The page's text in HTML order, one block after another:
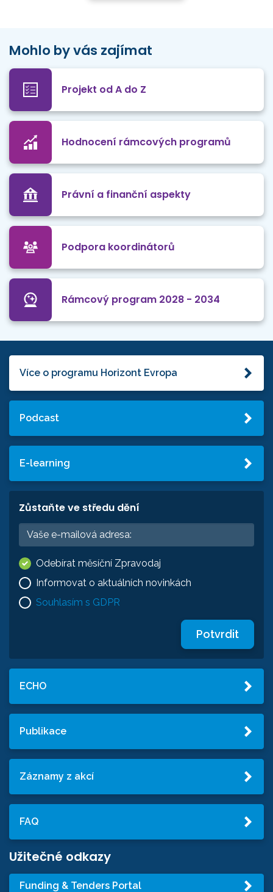
Mohlo by vás zajímat
Projekt od A do Z
Hodnocení rámcových programů
Právní a finanční aspekty
Podpora koordinátorů
Rámcový program 2028 - 2034
Více o programu Horizont Evropa
Podcast
E-learning
Zůstaňte ve středu dění
Odebírat měsíční Zpravodaj
Informovat o aktuálních novinkách
Souhlasím s GDPR
Potvrdit
ECHO
Publikace
Záznamy z akcí
FAQ
Užitečné odkazy
Funding & Tenders Portal